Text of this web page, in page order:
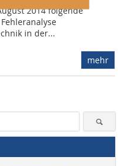
2014 folgende
in der...
mehr